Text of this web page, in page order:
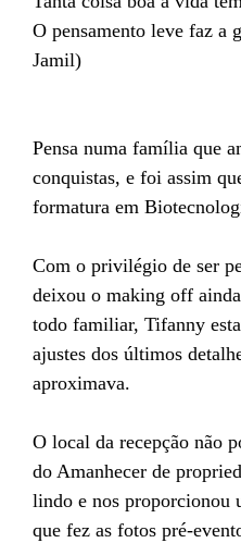
O pensamento leve faz a
Jamil)
Pensa numa família que
conquistas, e foi assim
formatura em
Com o privilégio de ser
deixou o making off
todo familiar, Tifanny
ajustes dos últimos
aproximava.
O local da recepção não
do Amanhecer de
lindo e nos proporcionou
que fez as fotos pré-